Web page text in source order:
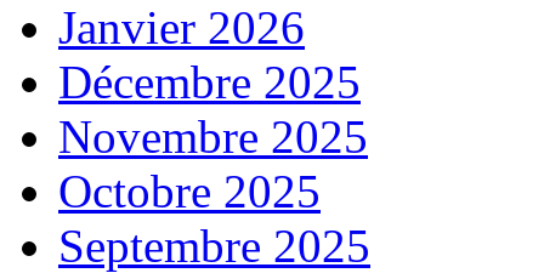
Janvier 2026
Décembre 2025
Novembre 2025
Octobre 2025
Septembre 2025